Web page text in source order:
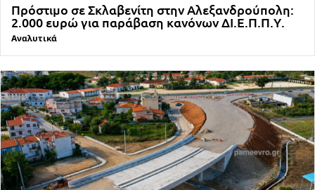
Πρόστιμο σε Σκλαβενίτη στην Αλεξανδρούπολη:
2.000 ευρώ για παράβαση κανόνων ΔΙ.Ε.Π.Π.Υ.
Αναλυτικά